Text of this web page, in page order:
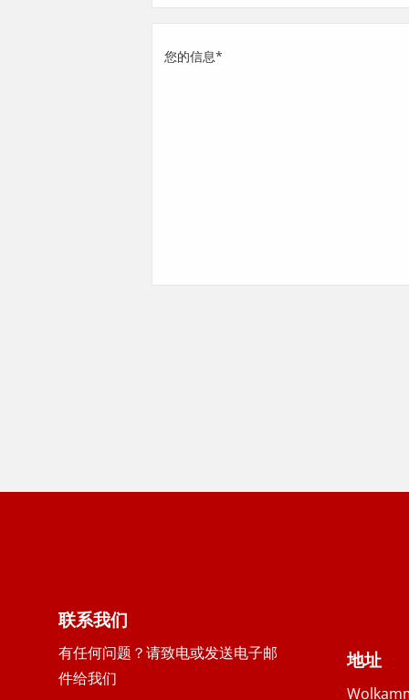
国
的
联系我们
有任何问题？请致电或发送电子邮
件给我们
地址